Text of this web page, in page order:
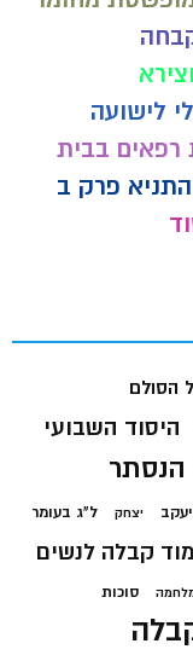
לישועה
רפאים בבית
פרק ב
הסולם
היסוד השבועי
יעקב יצחק ל"ג בעומר
קבלה לנשים
סוכות